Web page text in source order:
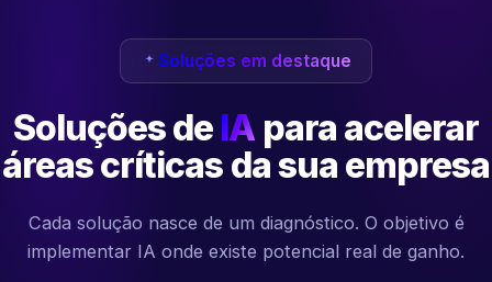
Soluções em destaque
Soluções de IA para acelerar
áreas críticas da sua empresa
Cada solução nasce de um diagnóstico. O objetivo é
implementar IA onde existe potencial real de ganho.